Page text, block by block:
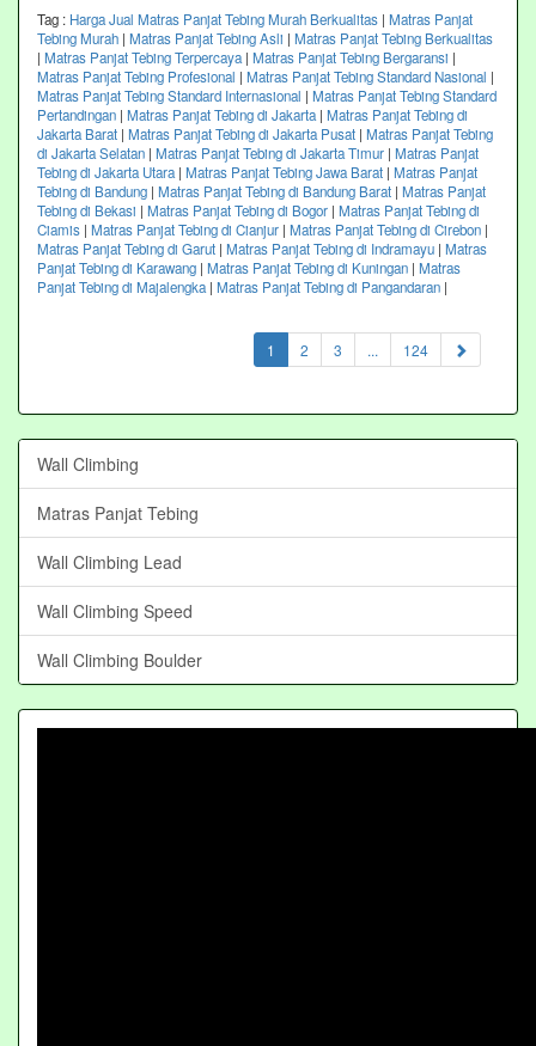
Tag : Harga Jual Matras Panjat Tebing Murah Berkualitas | Matras Panjat
Tebing Murah | Matras Panjat Tebing Asli | Matras Panjat Tebing Berkualitas
| Matras Panjat Tebing Terpercaya| Matras Panjat Tebing Bergaransi |
Matras Panjat Tebing Profesional | Matras Panjat Tebing Standard Nasional |
Matras Panjat Tebing Standard Internasional | Matras Panjat Tebing Standard
Pertandingan | Matras Panjat Tebing di Jakarta| Matras Panjat Tebing di
Jakarta Barat | Matras Panjat Tebing di Jakarta Pusat | Matras Panjat Tebing
di Jakarta Selatan | Matras Panjat Tebing di Jakarta Timur | Matras Panjat
Tebing di Jakarta Utara| Matras Panjat Tebing Jawa Barat | Matras Panjat
Tebing di Bandung | Matras Panjat Tebing di Bandung Barat | Matras Panjat
Tebing di Bekasi | Matras Panjat Tebing di Bogor | Matras Panjat Tebing di
Ciamis | Matras Panjat Tebing di Cianjur | Matras Panjat Tebing di Cirebon |
Matras Panjat Tebing di Garut | Matras Panjat Tebing di Indramayu | Matras
Panjat Tebing di Karawang | Matras Panjat Tebing di Kuningan | Matras
Panjat Tebing di Majalengka| Matras Panjat Tebing di Pangandaran |
1 (current)
2 3 ... 124
Wall Climbing
Matras Panjat Tebing
Wall Climbing Lead
Wall Climbing Speed
Wall Climbing Boulder